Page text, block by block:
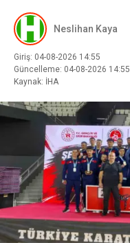
Neslihan Kaya
Giriş: 04-08-2026 14:55
Güncelleme: 04-08-2026 14:55
Kaynak: İHA